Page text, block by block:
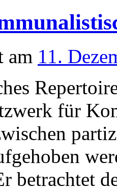
am 11.
für
betrachtet